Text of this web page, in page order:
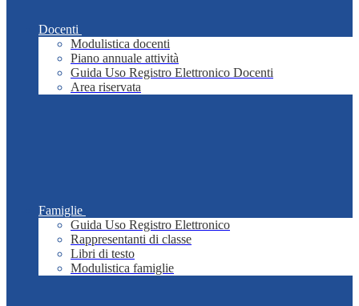
Docenti
Modulistica docenti
Piano annuale attività
Guida Uso Registro Elettronico Docenti
Area riservata
Famiglie
Guida Uso Registro Elettronico
Rappresentanti di classe
Libri di testo
Modulistica famiglie